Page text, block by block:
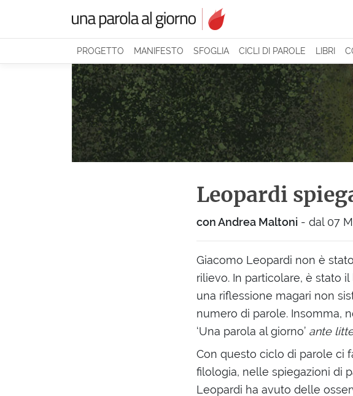
PROGETTO MANIFESTO SFOGLIA CICLI DI PAROLE LIBRI
Leopardi
con Andrea Maltoni - dal 07
Giacomo Leopardi non è
rilievo. In particolare, è stato
una riflessione magari non
numero di parole. Insomma,
‘Una parola al giorno’ ante
Con questo ciclo di parole ci
filologia, nelle spiegazioni di
Leopardi ha avuto delle